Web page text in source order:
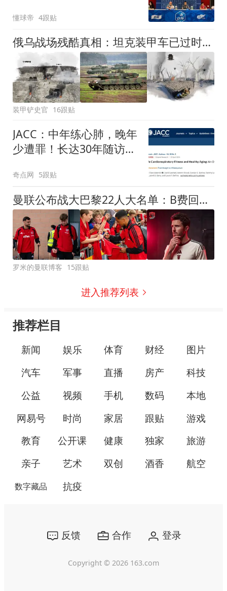
懂球帝 4跟贴
俄乌战场残酷真相：坦克装甲车已过时，步兵躲深坑几百天不出来
装甲铲史官 16跟贴
JACC：中年练心肺，晚年
少遭罪！长达30年随访发
年慢病少、寿命延长有关
奇点网 5跟贴
曼联公布战大巴黎22人大名单：B费回归蒂莱曼斯首秀，小妖只剩5人
罗米的曼联博客 15跟贴
进入推荐列表
推荐栏目
新闻 娱乐 体育 财经
图片
汽车
军事 直播 房产
科技
公益
视频 手机 数码
本地
网易号
时尚 家居 跟贴
游戏
教育
公开课 健康 独家
旅游
亲子
艺术 双创 酒香 航空
数字藏品 抗疫
反馈 合作 登录
Copyright © 2026 163.com